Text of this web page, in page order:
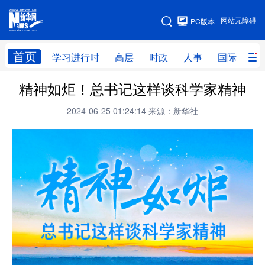
网站无障碍
PC版本
首页 学习进行时 高层 时政 人事 国际 财
网站地图
学习进行时 高层 时政 人事
财经 网评
全球连线
科创 量子 体育
文化 书画 健康 军事
访谈 图片
法律 中央文件 金融 汽车
食品 人居 信息化 数字经济
精神如炬！总书记这样谈科学家精神
2024-06-25 01:24:14 来源：新华社